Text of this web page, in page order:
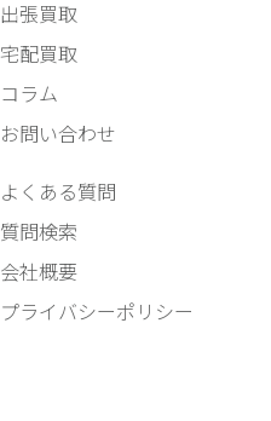
出張買取
宅配買取
コラム
お問い合わせ
よくある質問
質問検索
会社概要
プライバシーポリシー